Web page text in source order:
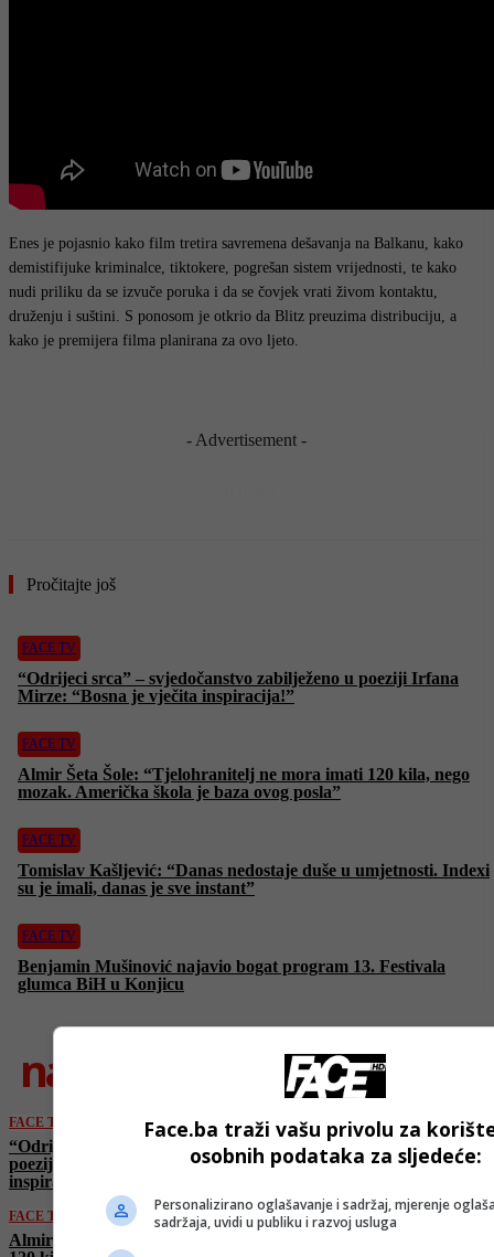
Enes je pojasnio kako film tretira savremena dešavanja na Balkanu, kako
demistifijuke kriminalce, tiktokere, pogrešan sistem vrijednosti, te kako
nudi priliku da se izvuče poruka i da se čovjek vrati živom kontaktu,
druženju i suštini. S ponosom je otkrio da Blitz preuzima distribuciju, a
kako je premijera filma planirana za ovo ljeto.
- Advertisement -
Pročitajte još
FACE TV
“Odrijeci srca” – svjedočanstvo zabilježeno u poeziji Irfana
Mirze: “Bosna je vječita inspiracija!”
FACE TV
Almir Šeta Šole: “Tjelohranitelj ne mora imati 120 kila, nego
mozak. Američka škola je baza ovog posla”
FACE TV
Tomislav Kašljević: “Danas nedostaje duše u umjetnosti. Indexi
su je imali, danas je sve instant”
FACE TV
Benjamin Mušinović najavio bogat program 13. Festivala
glumca BiH u Konjicu
najnovije
FACE TV
“Odrijeci srca” – svjedočanstvo zabilježeno u
poeziji Irfana Mirze: “Bosna je vječita
inspiracija!”
FACE TV
Almir Šeta Šole: “Tjelohranitelj ne mora imati
Face.ba traži vašu privolu za
osobnih podataka za sljedeće:
Personalizirano oglašavanje i sadržaj, mjerenje
sadržaja, uvidi u publiku i razvoj usluga